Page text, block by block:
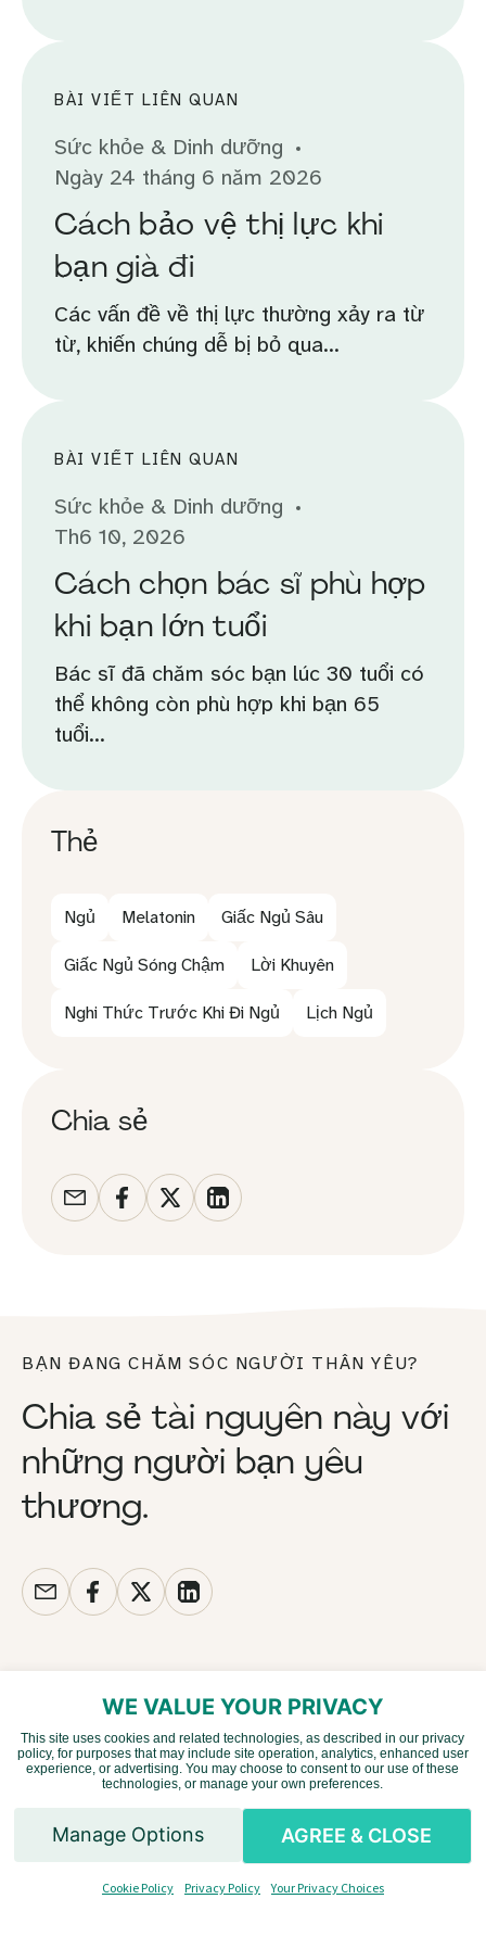
BÀI VIẾT LIÊN QUAN
Sức khỏe & Dinh dưỡng
Ngày 24 tháng 6 năm 2026
Cách bảo vệ thị lực khi
bạn già đi
Các vấn đề về thị lực thường xảy ra từ
từ, khiến chúng dễ bị bỏ qua...
BÀI VIẾT LIÊN QUAN
Sức khỏe & Dinh dưỡng
Th6 10, 2026
Cách chọn bác sĩ phù hợp
khi bạn lớn tuổi
Bác sĩ đã chăm sóc bạn lúc 30 tuổi có
thể không còn phù hợp khi bạn 65
tuổi...
Thẻ
Ngủ Melatonin Giấc Ngủ Sâu
Giấc Ngủ Sóng Chậm Lời Khuyên
Nghi Thức Trước Khi Đi Ngủ Lịch Ngủ
Chia sẻ
BẠN ĐANG CHĂM SÓC NGƯỜI THÂN YÊU?
Chia sẻ tài nguyên này với
những người bạn yêu
thương.
WE VALUE YOUR PRIVACY
This site uses cookies and related technologies, as described in our privacy
policy, for purposes that may include site operation, analytics, enhanced user
experience, or advertising. You may choose to consent to our use of these
technologies, or manage your own preferences.
Manage Options AGREE & CLOSE
Cookie Policy Privacy Policy Your Privacy Choices
Vietnamese
English
Spanish
Chinese